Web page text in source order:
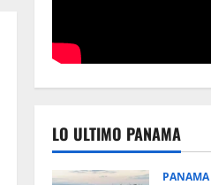
LO ULTIMO PANAMA
PANAMA